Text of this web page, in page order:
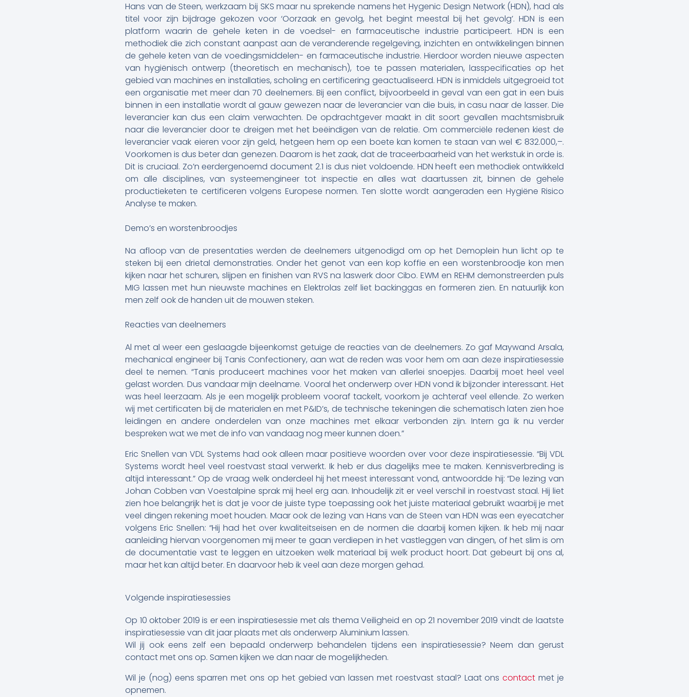
Hans van de Steen, werkzaam bij SKS maar nu sprekende namens het Hygenic Design Network (HDN), had als
titel voor zijn bijdrage gekozen voor ‘Oorzaak en gevolg, het begint meestal bij het gevolg’. HDN is een
platform waarin de gehele keten in de voedsel- en farmaceutische industrie participeert. HDN is een
methodiek die zich constant aanpast aan de veranderende regelgeving, inzichten en ontwikkelingen binnen
de gehele keten van de voedingsmiddelen- en farmaceutische industrie. Hierdoor worden nieuwe aspecten
van hygiënisch ontwerp (theoretisch en mechanisch), toe te passen materialen, lasspecificaties op het
gebied van machines en installaties, scholing en certificering geactualiseerd. HDN is inmiddels uitgegroeid tot
een organisatie met meer dan 70 deelnemers. Bij een conflict, bijvoorbeeld in geval van een gat in een buis
binnen in een installatie wordt al gauw gewezen naar de leverancier van die buis, in casu naar de lasser. Die
leverancier kan dus een claim verwachten. De opdrachtgever maakt in dit soort gevallen machtsmisbruik
naar die leverancier door te dreigen met het beëindigen van de relatie. Om commerciële redenen kiest de
leverancier vaak eieren voor zijn geld, hetgeen hem op een boete kan komen te staan van wel € 832.000,–.
Voorkomen is dus beter dan genezen. Daarom is het zaak, dat de traceerbaarheid van het werkstuk in orde is.
Dit is cruciaal. Zo’n eerdergenoemd document 2.1 is dus niet voldoende. HDN heeft een methodiek ontwikkeld
om alle disciplines, van systeemengineer tot inspectie en alles wat daartussen zit, binnen de gehele
productieketen te certificeren volgens Europese normen. Ten slotte wordt aangeraden een Hygiëne Risico
Analyse te maken.
Demo’s en worstenbroodjes
Na afloop van de presentaties werden de deelnemers uitgenodigd om op het Demoplein hun licht op te
steken bij een drietal demonstraties. Onder het genot van een kop koffie en een worstenbroodje kon men
kijken naar het schuren, slijpen en finishen van RVS na laswerk door Cibo. EWM en REHM demonstreerden puls
MIG lassen met hun nieuwste machines en Elektrolas zelf liet backinggas en formeren zien. En natuurlijk kon
men zelf ook de handen uit de mouwen steken.
Reacties van deelnemers
Al met al weer een geslaagde bijeenkomst getuige de reacties van de deelnemers. Zo gaf Maywand Arsala,
mechanical engineer bij Tanis Confectionery, aan wat de reden was voor hem om aan deze inspiratiesessie
deel te nemen. “Tanis produceert machines voor het maken van allerlei snoepjes. Daarbij moet heel veel
gelast worden. Dus vandaar mijn deelname. Vooral het onderwerp over HDN vond ik bijzonder interessant. Het
was heel leerzaam. Als je een mogelijk probleem vooraf tackelt, voorkom je achteraf veel ellende. Zo werken
wij met certificaten bij de materialen en met P&ID’s, de technische tekeningen die schematisch laten zien hoe
leidingen en andere onderdelen van onze machines met elkaar verbonden zijn. Intern ga ik nu verder
bespreken wat we met de info van vandaag nog meer kunnen doen.”
Eric Snellen van VDL Systems had ook alleen maar positieve woorden over voor deze inspiratiesessie. “Bij VDL
Systems wordt heel veel roestvast staal verwerkt. Ik heb er dus dagelijks mee te maken. Kennisverbreding is
altijd interessant.” Op de vraag welk onderdeel hij het meest interessant vond, antwoordde hij: “De lezing van
Johan Cobben van Voestalpine sprak mij heel erg aan. Inhoudelijk zit er veel verschil in roestvast staal. Hij liet
zien hoe belangrijk het is dat je voor de juiste type toepassing ook het juiste materiaal gebruikt waarbij je met
veel dingen rekening moet houden. Maar ook de lezing van Hans van de Steen van HDN was een eyecatcher
volgens Eric Snellen: “Hij had het over kwaliteitseisen en de normen die daarbij komen kijken. Ik heb mij naar
aanleiding hiervan voorgenomen mij meer te gaan verdiepen in het vastleggen van dingen, of het slim is om
de documentatie vast te leggen en uitzoeken welk materiaal bij welk product hoort. Dat gebeurt bij ons al,
maar het kan altijd beter. En daarvoor heb ik veel aan deze morgen gehad.
Volgende inspiratiesessies
Op 10 oktober 2019 is er een inspiratiesessie met als thema Veiligheid en op 21 november 2019 vindt de laatste
inspiratiesessie van dit jaar plaats met als onderwerp Aluminium lassen.
Wil jij ook eens zelf een bepaald onderwerp behandelen tijdens een inspiratiesessie? Neem dan gerust
contact met ons op. Samen kijken we dan naar de mogelijkheden.
Wil je (nog) eens sparren met ons op het gebied van lassen met roestvast staal? Laat onscontactmet je
opnemen.